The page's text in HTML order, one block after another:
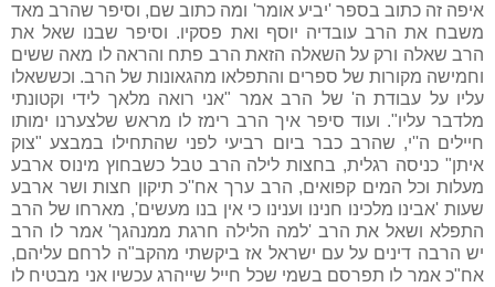
איפה זה כתוב בספר 'יביע אומר' ומה כתוב שם, וסיפר שהרב מאד
משבח את הרב עובדיה יוסף ואת פסקיו. וסיפר שבנו שאל את
הרב שאלה ורק על השאלה הזאת הרב פתח והראה לו מאה ששים
וחמישה מקורות של ספרים והתפלאו מהגאונות של הרב. וכששאלו
עליו על עבודת ה' של הרב אמר "אני רואה מלאך לידי וקטונתי
מלדבר עליו". ועוד סיפר איך הרב רימז לו מראש שלצערנו ימותו
חיילים ה''י, שהרב כבר ביום רביעי לפני שהתחילו במבצע "צוק
איתן" כניסה רגלית, בחצות לילה הרב טבל כשבחוץ מינוס ארבע
מעלות וכל המים קפואים, הרב ערך אח''כ תיקון חצות ושר ארבע
שעות 'אבינו מלכינו חנינו וענינו כי אין בנו מעשים', מארחו של הרב
התפלא ושאל את הרב 'למה הלילה חרגת ממנהגך' אמר לו הרב
יש הרבה דינים על עם ישראל אז ביקשתי מהקב"ה לרחם עליהם,
אח"כ אמר לו תפרסם בשמי שכל חייל שייהרג עכשיו אני מבטיח לו